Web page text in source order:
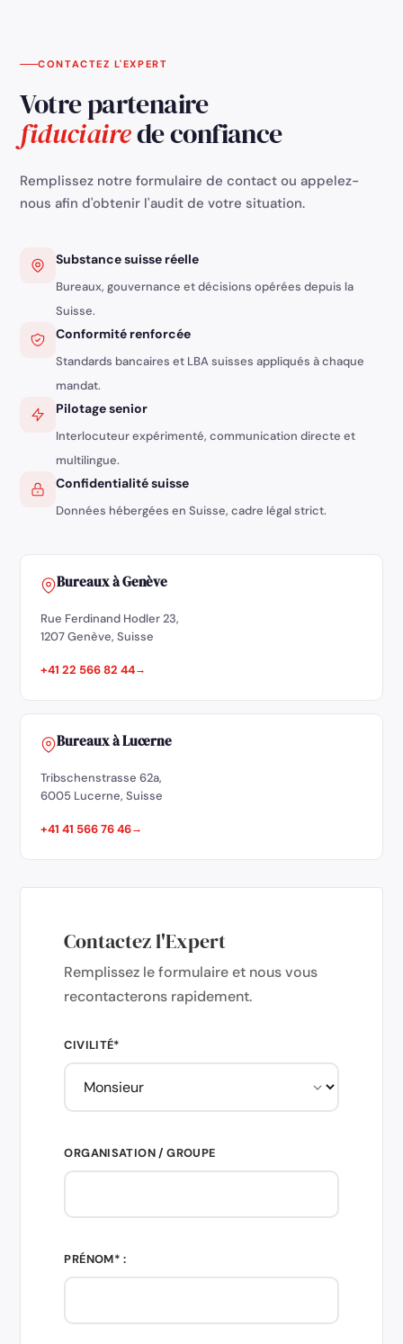
responsabilité personnelle et tout risque pour
CONTACTEZ L'EXPERT
Votre partenaire
fiduciairede confiance
Remplissez notre formulaire de contact ou appelez-
nous afin d'obtenir l'audit de votre situation.
Substance suisse réelle
Bureaux, gouvernance et décisions opérées depuis la
Suisse.
Conformité renforcée
Standards bancaires et LBA suisses appliqués à chaque
mandat.
Pilotage senior
Interlocuteur expérimenté, communication directe et
multilingue.
Confidentialité suisse
Données hébergées en Suisse, cadre légal strict.
Bureaux à Genève
Rue Ferdinand Hodler 23,
1207 Genève, Suisse
+41 22 566 82 44
Bureaux à Lucerne
Tribschenstrasse 62a,
6005 Lucerne, Suisse
+41 41 566 76 46
Contactez l'Expert
Remplissez le formulaire et nous vous
recontacterons rapidement.
CIVILITÉ*
ORGANISATION / GROUPE
PRÉNOM* :